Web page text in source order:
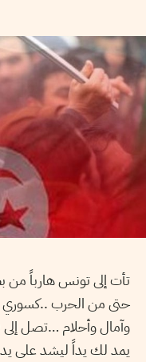
تأت إلى تونس هارباً من
حتى من الحرب ..كسوري
وآمال وأحلام …تصل
يمد لك يداً ليشد على